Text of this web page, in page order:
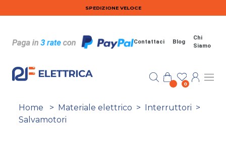
Salta al contenuto principaleSPEDIZIONE VELOCE
Contattaci Blog
Chi
Siamo
0
Home > Materiale elettrico > Interruttori >
Salvamotori